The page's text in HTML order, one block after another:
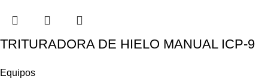
TRITURADORA DE HIELO MANUAL ICP-9
Equipos